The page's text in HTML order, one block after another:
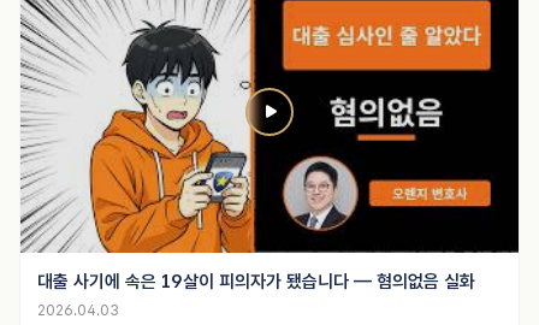
대출 사기에 속은 19살이 피의자가 됐습니다 — 혐의없음 실화
2026.04.03